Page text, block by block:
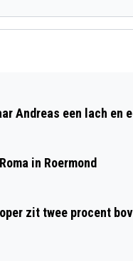
OPEN
Andreas een lach en
in Roermond
zit twee procent